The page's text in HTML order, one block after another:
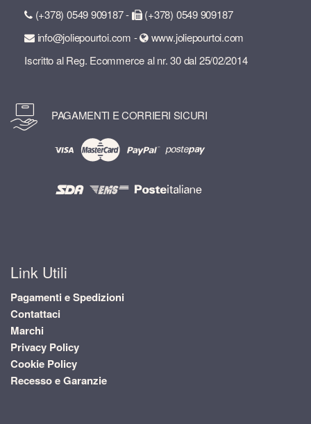
(+378) 0549 909187 -
(+378) 0549 909187
info@joliepourtoi.com -
www.joliepourtoi.com
Iscritto al Reg. Ecommerce al nr. 30 dal 25/02/2014
PAGAMENTI E CORRIERI SICURI
Link Utili
Pagamenti e Spedizioni
Contattaci
Marchi
Privacy Policy
Cookie Policy
Recesso e Garanzie